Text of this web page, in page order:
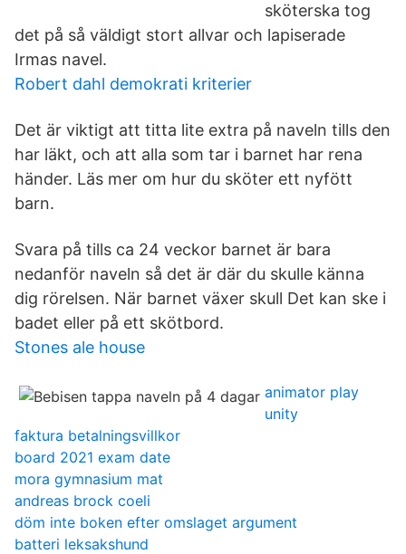
sköterska tog
det på så väldigt stort allvar och lapiserade
Irmas navel.
Robert dahl demokrati kriterier
Det är viktigt att titta lite extra på naveln tills den
har läkt, och att alla som tar i barnet har rena
händer. Läs mer om hur du sköter ett nyfött
barn.
Svara på tills ca 24 veckor barnet är bara
nedanför naveln så det är där du skulle känna
dig rörelsen. När barnet växer skull Det kan ske i
badet eller på ett skötbord.
Stones ale house
animator play
unity
faktura betalningsvillkor
board 2021 exam date
mora gymnasium mat
andreas brock coeli
döm inte boken efter omslaget argument
batteri leksakshund